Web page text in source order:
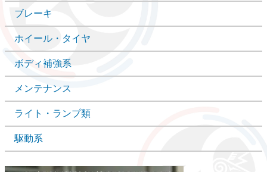
ブレーキ
ホイール・タイヤ
ボディ補強系
メンテナンス
ライト・ランプ類
駆動系